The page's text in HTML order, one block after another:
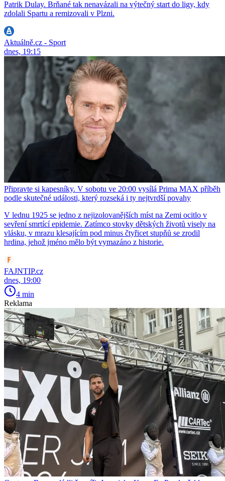
Patrik Dulay. Brňané tak nenavázali na výtečný start do ligy, kdy
zdolali Spartu a remizovali v Plzni.
Aktuálně.cz - Sport
dnes, 19:15
Připravte si kapesníky. V sobotu ve 20:00 vysílá Prima MAX příběh
podle skutečné události, který rozseká i ty nejtvrdší povahy
V lednu 1925 se jedno z nejizolovanějších míst na Zemi ocitlo v
sevření smrtící epidemie. Zatímco stovky dětských životů visely na
vlásku, v mrazu klesajícím pod minus čtyřicet stupňů se zrodil
hrdina, jehož jméno mělo být vymazáno z historie.
FAJNTIP.cz
dnes, 19:00
4 min
Reklama